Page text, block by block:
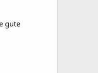
gute